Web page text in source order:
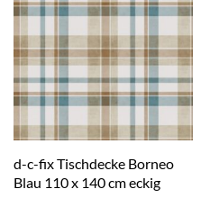
d-c-fix Tischdecke Borneo
Blau 110 x 140 cm eckig